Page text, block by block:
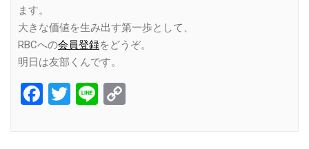
ます。
大きな価値を生み出す第一歩として、
RBCへの会員登録をどうぞ。
明日は友部くんです。
Facebook
Twitter
Line